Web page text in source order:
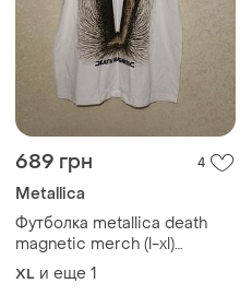
689 грн 4
Metallica
Футболка metallica death
magnetic merch (l-xl)
оригинал
XL и еще 1